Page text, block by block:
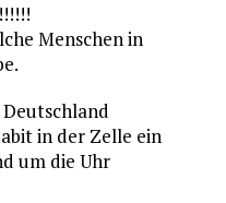
Menschen in
in der Zelle ein
um die Uhr